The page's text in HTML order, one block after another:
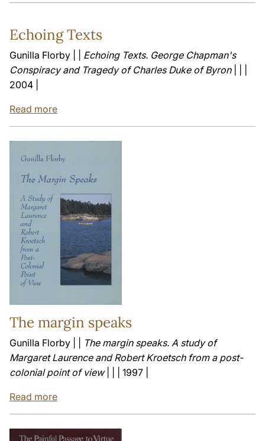
Echoing Texts
Gunilla Florby | | Echoing Texts. George Chapman's
Conspiracy and Tragedy of Charles Duke of Byron| | |
2004 |
Read more
The margin speaks
Gunilla Florby | |
The margin speaks. A study of
Margaret Laurence and Robert Kroetsch from a post-
colonial point of view| | | 1997 |
Read more